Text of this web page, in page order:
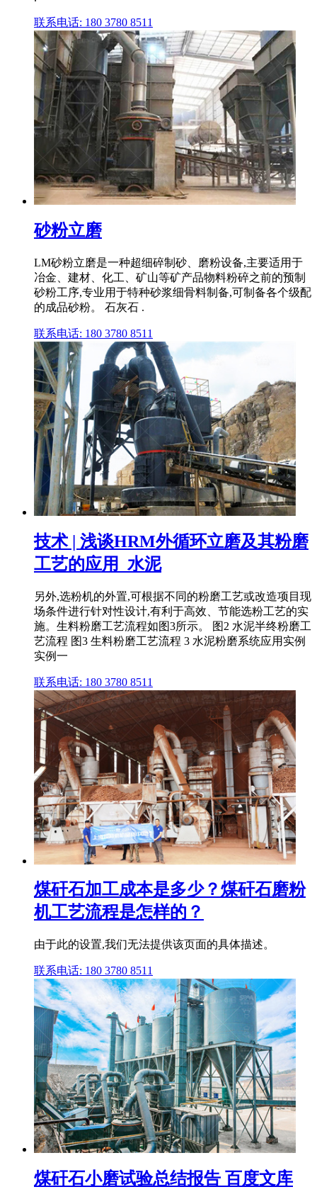
联系电话: 180 3780 8511
砂粉立磨
LM砂粉立磨是一种超细碎制砂、磨粉设备,主要适用于
冶金、建材、化工、矿山等矿产品物料粉碎之前的预制
砂粉工序,专业用于特种砂浆细骨料制备,可制备各个级配
的成品砂粉。 石灰石 .
联系电话: 180 3780 8511
技术 | 浅谈HRM外循环立磨及其粉磨
工艺的应用_水泥
另外,选粉机的外置,可根据不同的粉磨工艺或改造项目现
场条件进行针对性设计,有利于高效、节能选粉工艺的实
施。生料粉磨工艺流程如图3所示。 图2 水泥半终粉磨工
艺流程 图3 生料粉磨工艺流程 3 水泥粉磨系统应用实例
实例一
联系电话: 180 3780 8511
煤矸石加工成本是多少？煤矸石磨粉
机工艺流程是怎样的？
由于此的设置,我们无法提供该页面的具体描述。
联系电话: 180 3780 8511
煤矸石小磨试验总结报告 百度文库